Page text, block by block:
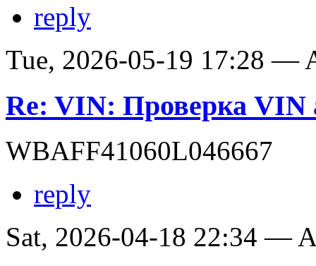
reply
Tue, 2026-05-19 17:28 —
Re: VIN: Проверка VIN
WBAFF41060L046667
reply
Sat, 2026-04-18 22:34 —